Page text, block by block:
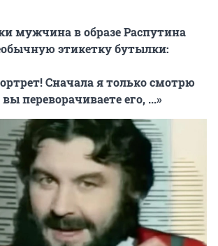
мужчина в образе Распутина
этикетку бутылки:
Сначала я только смотрю
переворачиваете его, ...»